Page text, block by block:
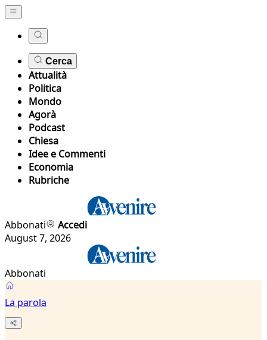
Cerca
Attualità
Politica
Mondo
Agorà
Podcast
Chiesa
Idee e Commenti
Economia
Rubriche
Abbonati
Accedi
August 7, 2026
Abbonati
La parola